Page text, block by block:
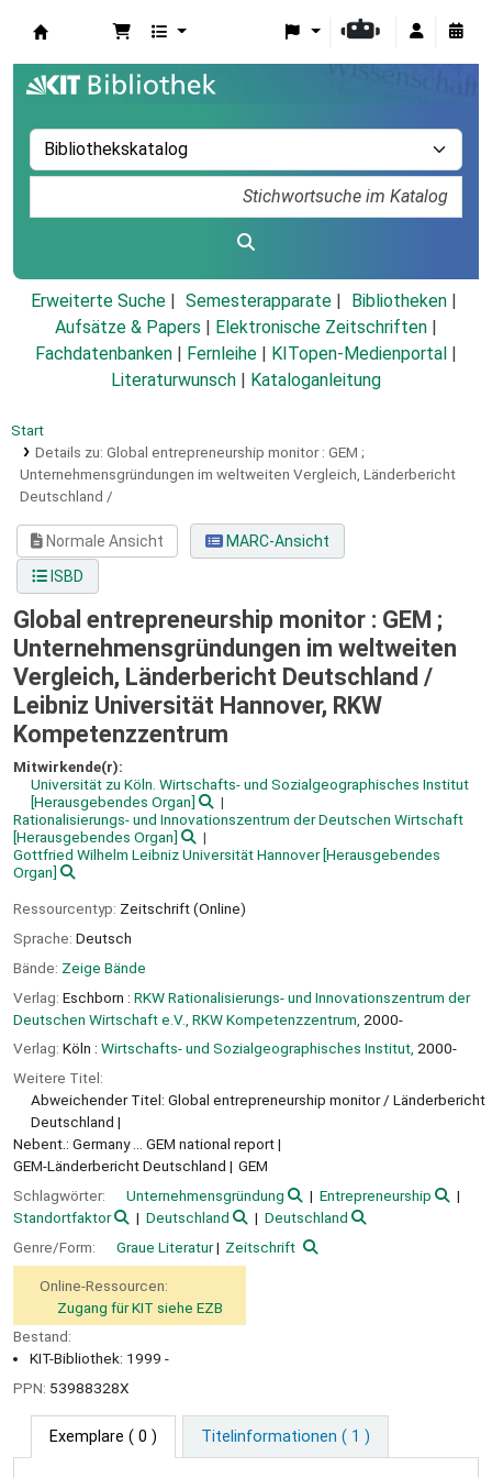
Erweiterte Suche Semesterapparate
Bibliotheken
Aufsätze & Papers
Elektronische Zeitschriften
Fachdatenbanken
Fernleihe KITopen-Medienportal
Literaturwunsch
Kataloganleitung
Start
Details zu: Global entrepreneurship monitor : GEM ;
Unternehmensgründungen im weltweiten Vergleich, Länderbericht
Deutschland /
Normale Ansicht
MARC-Ansicht
ISBD
Global entrepreneurship monitor : GEM ;
Unternehmensgründungen im weltweiten
Vergleich, Länderbericht Deutschland /
Leibniz Universität Hannover, RKW
Kompetenzzentrum
Mitwirkende(r):
Universität zu Köln. Wirtschafts- und Sozialgeographisches Institut
[Herausgebendes Organ]
Rationalisierungs- und Innovationszentrum der Deutschen Wirtschaft
[Herausgebendes Organ]
Gottfried Wilhelm Leibniz Universität Hannover[Herausgebendes
Organ]
Ressourcentyp: Zeitschrift (Online)
Sprache: Deutsch
Bände: Zeige Bände
Verlag: Eschborn : RKW Rationalisierungs- und Innovationszentrum der
Deutschen Wirtschaft e.V., RKW Kompetenzzentrum, 2000-
Verlag: Köln : Wirtschafts- und Sozialgeographisches Institut, 2000-
Weitere Titel:
Abweichender Titel: Global entrepreneurship monitor / Länderbericht
Deutschland
Nebent.: Germany ... GEM national report
GEM-Länderbericht Deutschland
GEM
Schlagwörter:
Unternehmensgründung
Entrepreneurship
Standortfaktor
Deutschland
Deutschland
Genre/Form:
Graue Literatur Zeitschrift
Online-Ressourcen:
Zugang für KIT siehe EZB
Bestand:
KIT-Bibliothek: 1999 -
PPN: 53988328X
Exemplare ( 0 ) Titelinformationen ( 1 )